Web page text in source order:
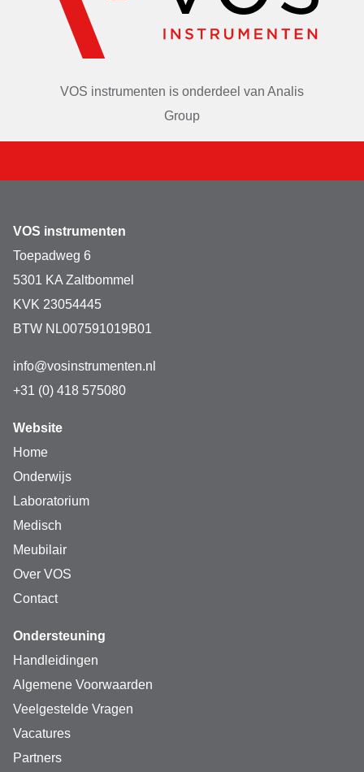
VOS instrumenten is onderdeel van Analis
Group
VOS instrumenten
Toepadweg 6
5301 KA Zaltbommel
KVK 23054445
BTW NL007591019B01
info@vosinstrumenten.nl
+31 (0) 418 575080
Website
Home
Onderwijs
Laboratorium
Medisch
Meubilair
Over VOS
Contact
Ondersteuning
Handleidingen
Algemene Voorwaarden
Veelgestelde Vragen
Vacatures
Partners